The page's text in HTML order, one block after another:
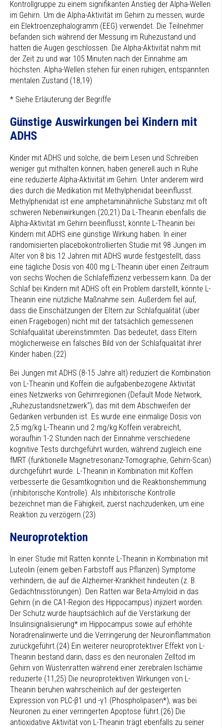
Kontrollgruppe zu einem signifikanten Anstieg der Alpha-Wellen
im Gehirn. Um die Alpha-Aktivität im Gehirn zu messen, wurde
ein Elektroenzephalogramm (EEG) verwendet. Die Teilnehmer
befanden sich während der Messung im Ruhezustand und
hatten die Augen geschlossen. Die Alpha-Aktivität nahm mit
der Zeit zu und war 105 Minuten nach der Einnahme am
höchsten. Alpha-Wellen stehen für einen ruhigen, entspannten
mentalen Zustand.(18,19)
* Siehe Erläuterung der Begriffe
Günstige Auswirkungen bei Kindern mit
ADHS
Kinder mit ADHS und solche, die beim Lesen und Schreiben
weniger gut mithalten können, haben generell auch in Ruhe
eine reduzierte Alpha-Aktivität im Gehirn. Unter anderem wird
dies durch die Medikation mit Methylphenidat beeinflusst.
Methylphenidat ist eine amphetaminähnliche Substanz mit oft
schweren Nebenwirkungen.(20,21) Da L-Theanin ebenfalls die
Alpha-Aktivität im Gehirn beeinflusst, könnte L-Theanin bei
Kindern mit ADHS eine günstige Wirkung haben. In einer
randomisierten placebokontrollierten Studie mit 98 Jungen im
Alter von 8 bis 12 Jahren mit ADHS wurde festgestellt, dass
eine tägliche Dosis von 400 mg L-Theanin über einen Zeitraum
von sechs Wochen die Schlafeffizienz verbessern kann. Da der
Schlaf bei Kindern mit ADHS oft ein Problem darstellt, könnte L-
Theanin eine nützliche Maßnahme sein. Außerdem fiel auf,
dass die Einschätzungen der Eltern zur Schlafqualität (über
einen Fragebogen) nicht mit der tatsächlich gemessenen
Schlafqualität übereinstimmten. Das bedeutet, dass Eltern
möglicherweise ein falsches Bild von der Schlafqualität ihrer
Kinder haben.(22)
Bei Jungen mit ADHS (8-15 Jahre alt) reduziert die Kombination
von L-Theanin und Koffein die aufgabenbezogene Aktivität
eines Netzwerks von Gehirnregionen (Default Mode Network,
„Ruhezustandsnetzwerk“), das mit dem Abschweifen der
Gedanken verbunden ist. Es wurde eine einmalige Dosis von
2,5 mg/kg L-Theanin und 2 mg/kg Koffein verabreicht,
woraufhin 1-2 Stunden nach der Einnahme verschiedene
kognitive Tests durchgeführt wurden, während zugleich eine
fMRT (funktionelle Magnetresonanz-Tomographie, Gehirn-Scan)
durchgeführt wurde. L-Theanin in Kombination mit Koffein
verbesserte die Gesamtkognition und die Reaktionshemmung
(inhibitorische Kontrolle). Als inhibitorische Kontrolle
bezeichnet man die Fähigkeit, zuerst nachzudenken, um eine
Reaktion zu verzögern.(23)
Neuroprotektion
In einer Studie mit Ratten konnte L-Theanin in Kombination mit
Luteolin (einem gelben Farbstoff aus Pflanzen) Symptome
verhindern, die auf die Alzheimer-Krankheit hindeuten (z. B.
Gedächtnisstörungen). Den Ratten war Beta-Amyloid in das
Gehirn (in die CA1-Region des Hippocampus) injiziert worden.
Der Schutz wurde hauptsächlich auf die Verstärkung der
Insulinsignalisierung* im Hippocampus sowie auf erhöhte
Noradrenalinwerte und die Verringerung der Neuroinflammation
zurückgeführt.(24) Ein weiterer neuroprotektiver Effekt von L-
Theanin bestand darin, dass es den neuronalen Zelltod im
Gehirn von Wüstenratten während einer zerebralen Ischämie
reduzierte.(11,25) Die neuroprotektiven Wirkungen von L-
Theanin beruhen wahrscheinlich auf der gesteigerten
Expression von PLC-β1 und -γ1 (Phospholipasen*), was bei
Neuronen zu einer verringerten Apoptose führt.(26) Die
antioxidative Aktivität von L-Theanin trägt ebenfalls zu seiner